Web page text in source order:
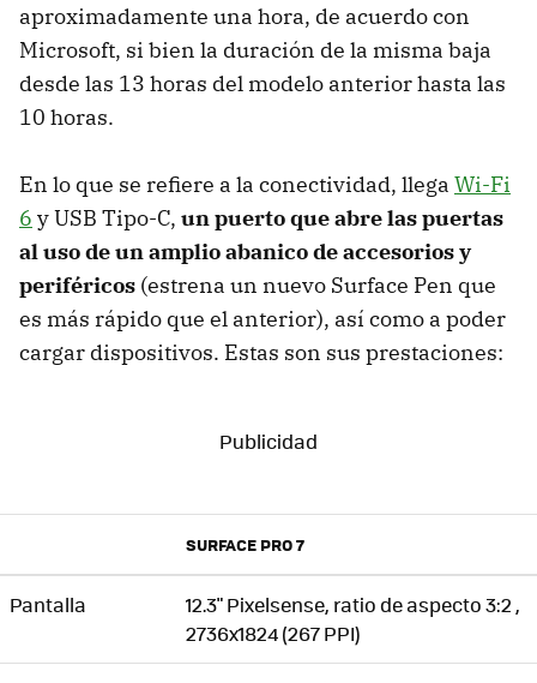
aproximadamente una hora, de acuerdo con
Microsoft, si bien la duración de la misma baja
desde las 13 horas del modelo anterior hasta las
10 horas.
En lo que se refiere a la conectividad, llega Wi-Fi
6 y USB Tipo-C, un puerto que abre las puertas
al uso de un amplio abanico de accesorios y
periféricos (estrena un nuevo Surface Pen que
es más rápido que el anterior), así como a poder
cargar dispositivos. Estas son sus prestaciones:
SURFACE PRO 7
Pantalla
12.3" Pixelsense, ratio de aspecto 3:2 ,
2736x1824 (267 PPI)